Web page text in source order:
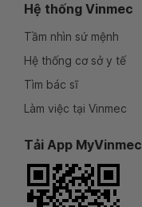
Hệ thống Vinmec
Tầm nhìn sứ mệnh
Hệ thống cơ sở y tế
Tìm bác sĩ
Làm việc tại Vinmec
Tải App MyVinmec